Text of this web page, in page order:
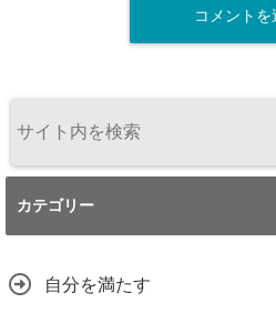
カテゴリー
自分を満たす